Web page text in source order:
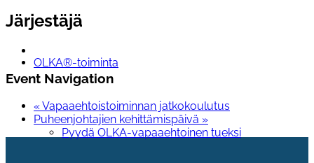
OLKA®-toiminta
Pyydä OLKA-vapaaehtoinen tueksi
Järjestäjä
Event Navigation
«Vapaaehtoistoiminnan jatkokoulutus
Puheenjohtajien kehittämispäivä »